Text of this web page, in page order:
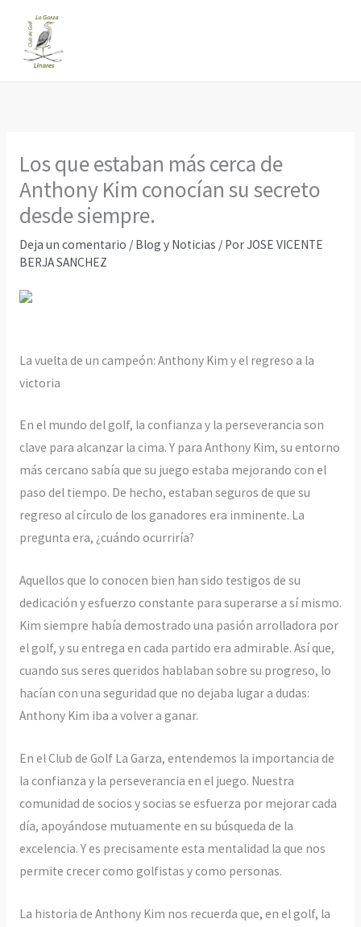
contenido
Los que estaban más cerca de
Anthony Kim conocían su secreto
desde siempre.
Deja un comentario / Blog y Noticias / PorJOSE VICENTE
BERJA SANCHEZ
La vuelta de un campeón: Anthony Kim y el regreso a la
victoria
En el mundo del golf, la confianza y la perseverancia son
clave para alcanzar la cima. Y para Anthony Kim, su entorno
más cercano sabía que su juego estaba mejorando con el
paso del tiempo. De hecho, estaban seguros de que su
regreso al círculo de los ganadores era inminente. La
pregunta era, ¿cuándo ocurriría?
Aquellos que lo conocen bien han sido testigos de su
dedicación y esfuerzo constante para superarse a sí mismo.
Kim siempre había demostrado una pasión arrolladora por
el golf, y su entrega en cada partido era admirable. Así que,
cuando sus seres queridos hablaban sobre su progreso, lo
hacían con una seguridad que no dejaba lugar a dudas:
Anthony Kim iba a volver a ganar.
En el Club de Golf La Garza, entendemos la importancia de
la confianza y la perseverancia en el juego. Nuestra
comunidad de socios y socias se esfuerza por mejorar cada
día, apoyándose mutuamente en su búsqueda de la
excelencia. Y es precisamente esta mentalidad la que nos
permite crecer como golfistas y como personas.
La historia de Anthony Kim nos recuerda que, en el golf, la